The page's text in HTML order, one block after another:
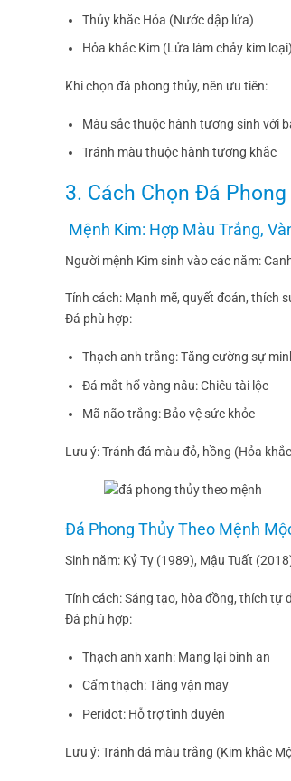
Thủy khắc Hỏa (Nước dập lửa)
Hỏa khắc Kim (Lửa làm chảy kim loại)
Khi chọn đá phong thủy, nên ưu tiên:
Màu sắc thuộc hành tương sinh với
Tránh màu thuộc hành tương khắc
3. Cách Chọn Đá
Mệnh Kim: Hợp Màu Trắng,
Người mệnh Kim sinh vào các năm:
Tính cách: Mạnh mẽ, quyết đoán, thích
Đá phù hợp:
Thạch anh trắng: Tăng cường sự
Đá mắt hổ vàng nâu: Chiêu tài lộc
Mã não trắng: Bảo vệ sức khỏe
Lưu ý: Tránh đá màu đỏ, hồng (Hỏa
Đá Phong Thủy Theo Mệnh
Sinh năm: Kỷ Tỵ (1989), Mậu Tuất
Tính cách: Sáng tạo, hòa đồng, thích tự
Đá phù hợp:
Thạch anh xanh: Mang lại bình an
Cẩm thạch: Tăng vận may
Peridot: Hỗ trợ tình duyên
Lưu ý: Tránh đá màu trắng (Kim khắc